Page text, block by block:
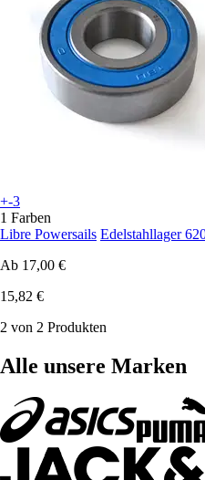
+-3
1 Farben
Libre Powersails Edelstahllager
Ab 17,00 €
15,82 €
2 von 2 Produkten
Alle unsere Marken